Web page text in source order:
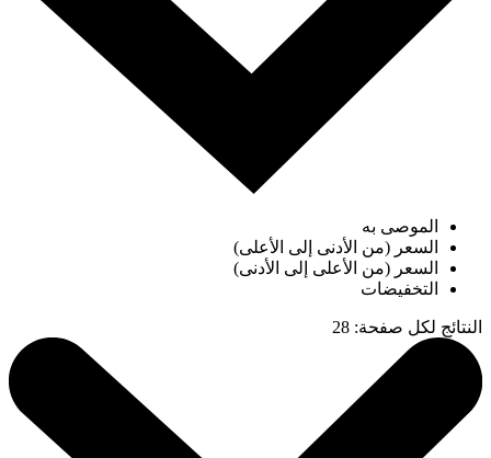
الموصى به
السعر (من الأدنى إلى الأعلى)
السعر (من الأعلى إلى الأدنى)
التخفيضات
النتائج لكل صفحة:
28